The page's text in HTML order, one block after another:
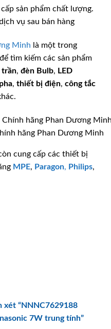
sản phẩm chất lượng.
vụ sau bán hàng
Minh là một trong
tìm kiếm các sản phẩm
trần, đèn Bulb, LED
, thiết bị điện, công tắc
hãng Phan Dương Minh
cung cấp các thiết bị
MPE, Paragon, Philips,
xét “NNNC7629188
7W trung tính”